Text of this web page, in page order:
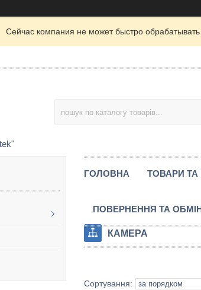
Сейчас компания не может быстро
ГОЛОВНА ТОВАРИ ТА
ПОВЕРНЕННЯ ТА
КАМЕРА